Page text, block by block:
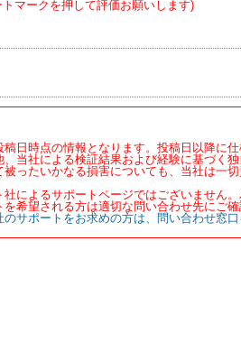
マークを押して評価お願いします)
日時点の情報となります。投稿日以降に
当社による検証結果および経験に基づく
ったいかなる損害についても、当社は一
によるサポートページではございません
希望される方は適切な問い合わせ先にご確
のサポートをお求めの方は、問い合わせ窓